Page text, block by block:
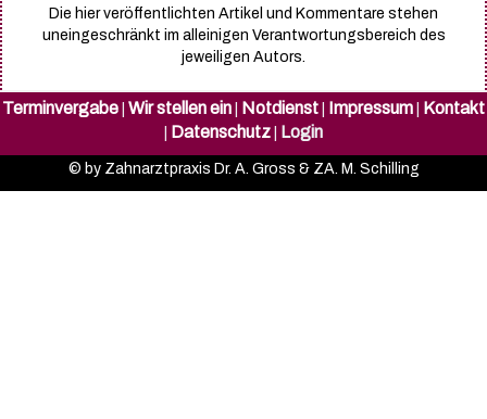
Die hier veröffentlichten Artikel und Kommentare stehen
uneingeschränkt im alleinigen Verantwortungsbereich des
jeweiligen Autors.
Terminvergabe Wir stellen ein Notdienst Impressum Kontakt
Datenschutz Login
© by Zahnarztpraxis Dr. A. Gross & ZA. M. Schilling